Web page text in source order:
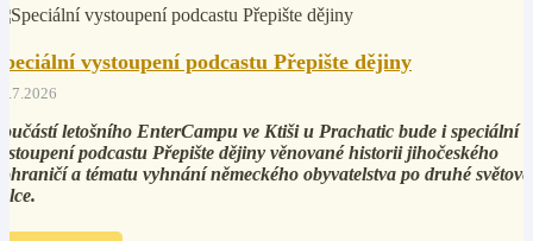
vystoupení podcastu Přepište dějiny
letošního EnterCampu ve Ktiši u Prachatic bude i speciální
podcastu Přepište dějiny věnované historii jihočeského
a tématu vyhnání německého obyvatelstva po druhé světové